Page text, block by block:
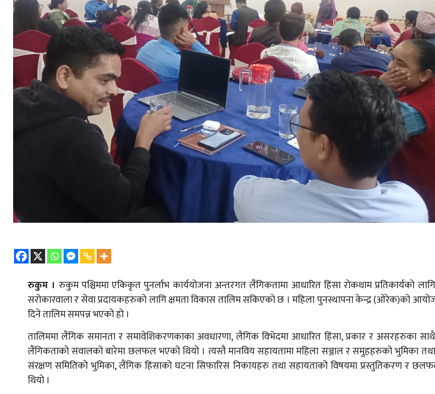
रुकुम । रुकुम पश्चिममा एकिकृत पुनर्लाभ कार्ययोजना अन्तरगत लैंगिकतामा आधारित हिंसा रोकथाम प्रतिकार्यको
सरोकारवाला र सेवा प्रदायकहरुको लागि क्षमता विकास तालिम सकिएको छ । महिला पुनस्थापना केन्द्र (ओरेक)को
दिने तालिम समपन्न भएको हो ।
तालिममा लैंगिक समानता र समावेशिकरणकाका अवधारणा, लैगिंक विभेदमा आधारित हिंसा, प्रकार र असरहरुका
लैंगिकताको सवालको बारेमा छलफल भएको थियो । त्यस्तै मानविय सहायतामा महिला सञ्जाल र समुहहरुको भुमिका तथा
संरक्षण समितिको भुमिका, लैंगिक हिंसाको घटना सिफारिस निकायहरु तथा सहायताको विषयमा प्रस्तुतिकरण र
थियो ।